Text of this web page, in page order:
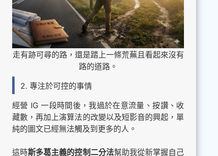
走有跡可尋的路，還是踏上一條荒蕪且看起來沒有
路的道路。
2. 專注於可控的事情
經營 IG 一段時間後，我過於在意流量、按讚、收
藏數，再加上演算法的改變以及短影音的興起，單
純的圖文已經無法觸及到更多的人。
這時斯多葛主義的控制二分法幫助我從新掌握自己